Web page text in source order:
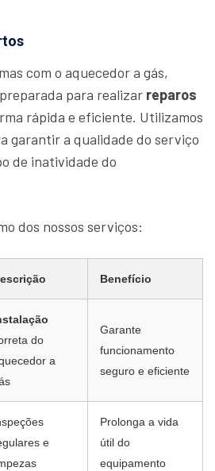
com o aquecedor a gás,
para realizar reparos
rápida e eficiente. Utilizamos
garantir a qualidade do serviço
de inatividade do
dos nossos serviços:
Benefício
do
a
Garante
funcionamento
seguro e eficiente
e
Prolonga a vida
útil do
equipamento